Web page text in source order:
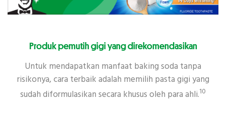
Produk pemutih gigi yang direkomendasikan
Untuk mendapatkan manfaat baking soda tanpa
risikonya, cara terbaik adalah memilih pasta gigi yang
sudah diformulasikan secara khusus oleh para ahli.10